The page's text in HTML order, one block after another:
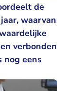
de
waarvan
verbonden
nog eens